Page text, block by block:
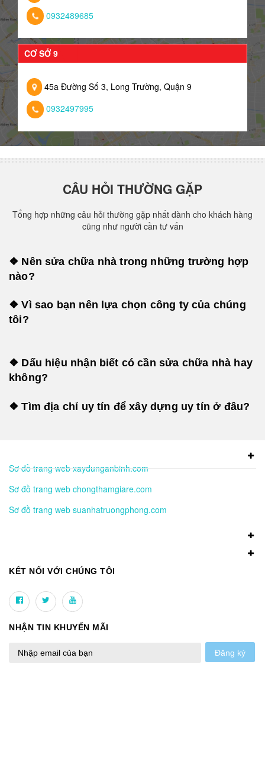
0932489685
CƠ SỞ 9
45a Đường Số 3, Long Trường, Quận 9
0932497995
CÂU HỎI THƯỜNG GẶP
Tổng hợp những câu hỏi thường gặp nhất dành cho khách hàng
cũng như người cần tư vấn
❖ Nên sửa chữa nhà trong những trường hợp
nào?
❖ Vì sao bạn nên lựa chọn công ty của chúng
tôi?
❖ Dấu hiệu nhận biết có cần sửa chữa nhà hay
không?
❖ Tìm địa chỉ uy tín để xây dựng uy tín ở đâu?
Sơ đồ trang web xaydunganbinh.com
Sơ đồ trang web chongthamgiare.com
Sơ đồ trang web suanhatruongphong.com
KẾT NỐI VỚI CHÚNG TÔI
NHẬN TIN KHUYẾN MÃI
Đăng ký